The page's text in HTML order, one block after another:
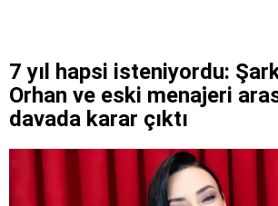
7 yıl hapsi isteniyordu:
Orhan ve eski menajeri
davada karar çıktı